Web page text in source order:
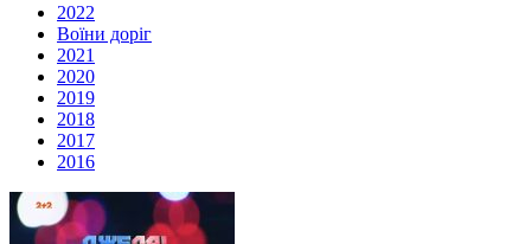
2022
Воїни доріг
2021
2020
2019
2018
2017
2016